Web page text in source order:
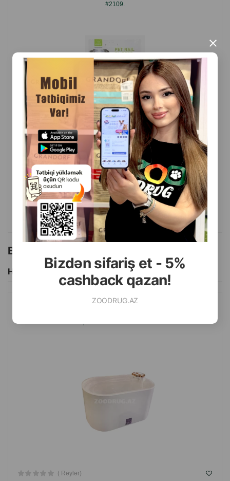
Bizdən sifariş et - 5%
cashback qazan!
ZOODRUG.AZ
×
#2109.
( Rəylər)
Çəki Qiymət
Almaq
1 ədəd
6.60
ALMAQ
Bu brendin başqa məhsulları
Hamısını Gör
( Rəylər)